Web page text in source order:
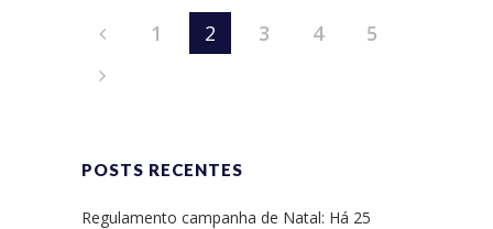
1 2 3 4 5
POSTS RECENTES
Regulamento campanha de Natal: Há 25